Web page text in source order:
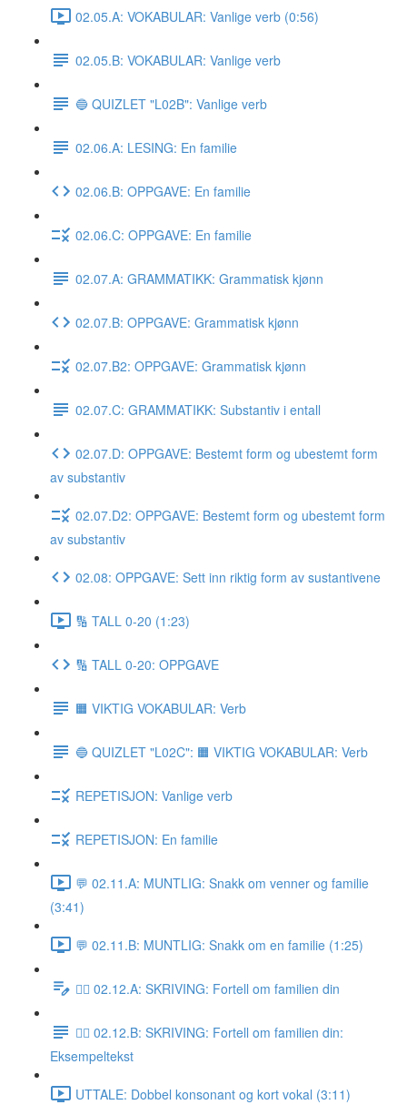
02.05.A: VOKABULAR: Vanlige verb (0:56)
02.05.B: VOKABULAR: Vanlige verb
🔵 QUIZLET "L02B": Vanlige verb
02.06.A: LESING: En familie
02.06.B: OPPGAVE: En familie
02.06.C: OPPGAVE: En familie
02.07.A: GRAMMATIKK: Grammatisk kjønn
02.07.B: OPPGAVE: Grammatisk kjønn
02.07.B2: OPPGAVE: Grammatisk kjønn
02.07.C: GRAMMATIKK: Substantiv i entall
02.07.D: OPPGAVE: Bestemt form og ubestemt form
av substantiv
02.07.D2: OPPGAVE: Bestemt form og ubestemt form
av substantiv
02.08: OPPGAVE: Sett inn riktig form av sustantivene
🔢 TALL 0-20 (1:23)
🔢 TALL 0-20: OPPGAVE
🟧 VIKTIG VOKABULAR: Verb
🔵 QUIZLET "L02C": 🟧 VIKTIG VOKABULAR: Verb
REPETISJON: Vanlige verb
REPETISJON: En familie
💬 02.11.A: MUNTLIG: Snakk om venner og familie
(3:41)
💬 02.11.B: MUNTLIG: Snakk om en familie (1:25)
✍🏼 02.12.A: SKRIVING: Fortell om familien din
✍🏼 02.12.B: SKRIVING: Fortell om familien din:
Eksempeltekst
UTTALE: Dobbel konsonant og kort vokal (3:11)